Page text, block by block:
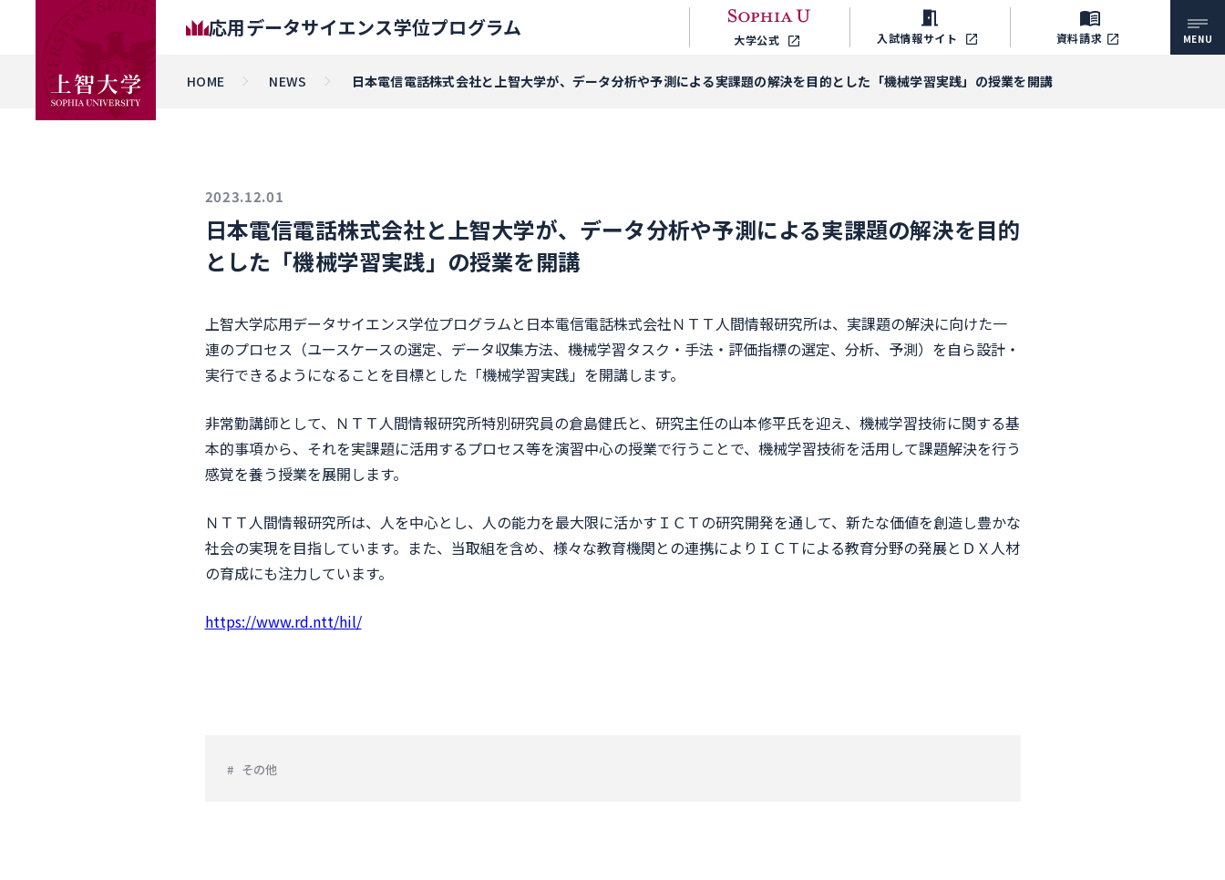
応用データサイエンス学位プログラム 大学公式 入試情報サイト 資料請求 MENU
HOME NEWS 日本電信電話株式会社と上智大学が、データ分析や予測による実課題の解決を目的とした「機械学習実践」の授業を開講
2023.12.01
日本電信電話株式会社と上智大学が、データ分析や予測による実課題の解決を目的
とした「機械学習実践」の授業を開講
上智大学応用データサイエンス学位プログラムと日本電信電話株式会社ＮＴＴ人間情報研究所は、実課題の解決に向けた一
連のプロセス（ユースケースの選定、データ収集方法、機械学習タスク・手法・評価指標の選定、分析、予測）を自ら設計・
実行できるようになることを目標とした「機械学習実践」を開講します。
非常勤講師として、ＮＴＴ人間情報研究所特別研究員の倉島健氏と、研究主任の山本修平氏を迎え、機械学習技術に関する基
本的事項から、それを実課題に活用するプロセス等を演習中心の授業で行うことで、機械学習技術を活用して課題解決を行う
感覚を養う授業を展開します。
ＮＴＴ人間情報研究所は、人を中心とし、人の能力を最大限に活かすＩＣＴの研究開発を通して、新たな価値を創造し豊かな
社会の実現を目指しています。また、当取組を含め、様々な教育機関との連携によりＩＣＴによる教育分野の発展とＤＸ人材
の育成にも注力しています。
https://www.rd.ntt/hil/
その他